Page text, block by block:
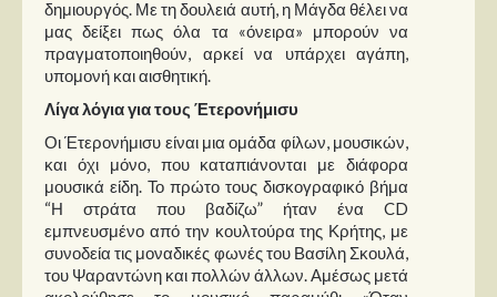
δημιουργός. Με τη δουλειά αυτή, η Μάγδα θέλει να
μας δείξει πως όλα τα «όνειρα» μπορούν να
πραγματοποιηθούν, αρκεί να υπάρχει αγάπη,
υπομονή και αισθητική.
Λίγα λόγια για τους Έτερονήμισυ
Οι Έτερονήμισυ είναι μια ομάδα φίλων, μουσικών,
και όχι μόνο, που καταπιάνονται με διάφορα
μουσικά είδη. Το πρώτο τους δισκογραφικό βήμα
“Η στράτα που βαδίζω” ήταν ένα CD
εμπνευσμένο από την κουλτούρα της Κρήτης, με
συνοδεία τις μοναδικές φωνές του Βασίλη Σκουλά,
του Ψαραντώνη και πολλών άλλων. Αμέσως μετά